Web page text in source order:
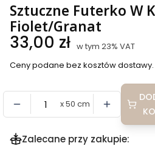
Sztuczne Futerko W
Fiolet/Granat
Cena
33,00 zł w tym 23% VAT
w tym 23% VAT
Ceny podane bez kosztów dostawy.
x 50 cm
Zalecane przy zakupie: